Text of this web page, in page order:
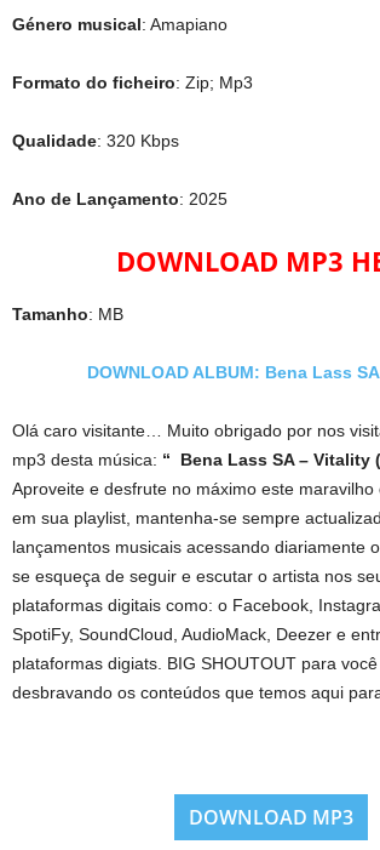
Género musical: Amapiano
Formato do ficheiro: Zip; Mp3
Qualidade: 320 Kbps
Ano de Lançamento: 2025
DOWNLOAD MP3
Tamanho: MB
DOWNLOAD ALBUM: Bena Lass
Olá caro visitante… Muito obrigado por nos
mp3 desta música: “ Bena Lass SA – Vitality
Aproveite e desfrute no máximo este
em sua playlist, mantenha-se sempre
lançamentos musicais acessando diariamente
se esqueça de seguir e escutar o artista nos
plataformas digitais como: o Facebook,
SpotiFy, SoundCloud, AudioMack, Deezer e
plataformas digiats. BIG SHOUTOUT para
desbravando os conteúdos que temos aqui
DOWNLOAD MP3